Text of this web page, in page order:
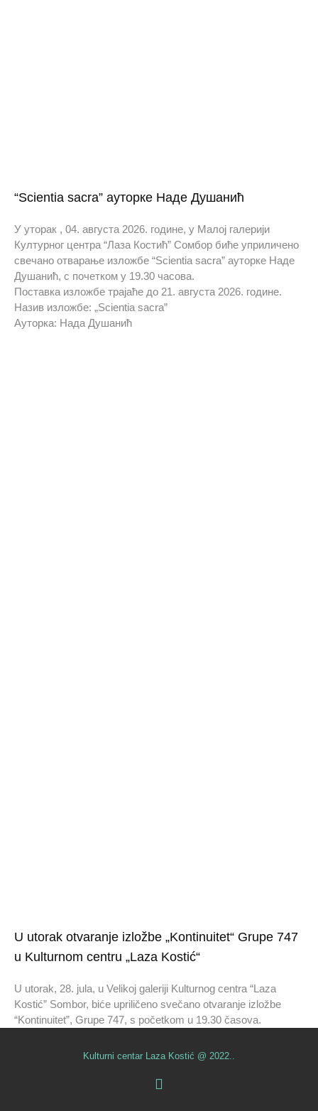
“Scientia sacra” ауторке Наде Душанић
У уторак , 04. августа 2026. године, у Малој галерији
Културног центра “Лаза Костић” Сомбор биће уприличено
свечано отварање изложбе “Scientia sacra” ауторке Наде
Душанић, с почетком у 19.30 часова.
Поставка изложбе трајаће до 21. августа 2026. године.
Назив изложбе: „Scientia sacra”
Ауторка: Нада Душанић
U utorak otvaranje izložbe „Kontinuitet“ Grupe 747
u Kulturnom centru „Laza Kostić“
U utorak, 28. jula, u Velikoj galeriji Kulturnog centra “Laza
Kostić” Sombor, biće upriličeno svečano otvaranje izložbe
“Kontinuitet”, Grupe 747, s početkom u 19.30 časova.
Kulturni centar Laza Kostić @ 2022..